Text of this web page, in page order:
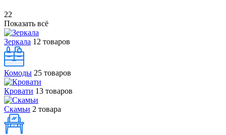
22
Показать всё
Зеркала 12 товаров
Комоды 25 товаров
Кровати 13 товаров
Скамьи 2 товара